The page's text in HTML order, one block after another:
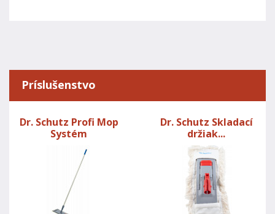
Príslušenstvo
Dr. Schutz Profi Mop
Systém
Dr. Schutz Skladací
držiak...